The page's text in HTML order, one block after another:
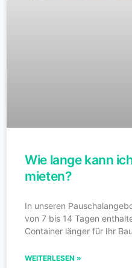
Wie lange kann
mieten?
In unseren
von 7 bis 14 Tagen
Container länger für Ihr
WEITERLESEN »